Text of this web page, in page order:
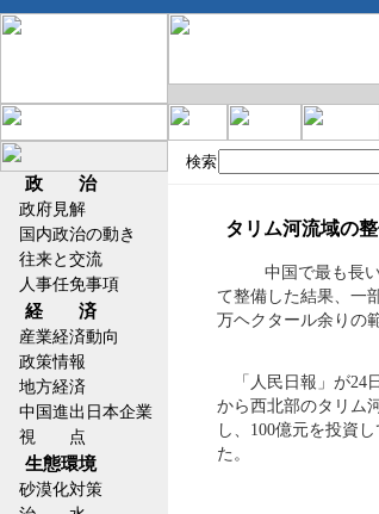
政 治
政府見解
国内政治の動き
往来と交流
人事任免事項
経 済
産業経済動向
政策情報
地方経済
中国進出日本企業
視 点
生態環境
砂漠化対策
検索
タリム河流域の
中国で最も長
て整備した結果、一
万ヘクタール余りの
「人民日報」が24
から西北部のタリム
し、100億元を投資
た。